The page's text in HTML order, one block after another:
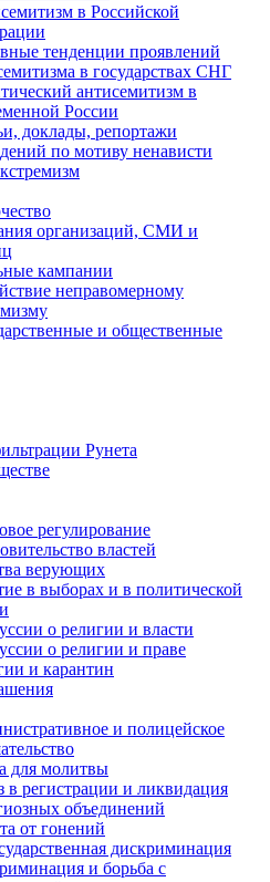
в Российской
тенденции проявлений
в государствах СНГ
антисемитизм в
России
доклады, репортажи
по мотиву ненависти
организаций, СМИ и
кампании
неправомерному
и общественные
Рунета
регулирование
властей
верующих
в выборах и в политической
о религии и власти
о религии и праве
и карантин
и полицейское
для молитвы
в регистрации и ликвидация
объединений
от гонений
дискриминация
и борьба с